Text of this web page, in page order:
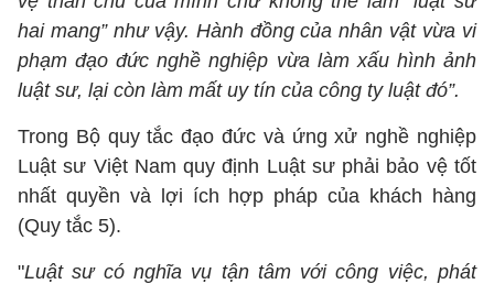
hai mang” như vậy. Hành đồng của nhân vật vừa vi
phạm đạo đức nghề nghiệp vừa làm xấu hình ảnh
luật sư, lại còn làm mất uy tín của công ty luật đó”.
Trong Bộ quy tắc đạo đức và ứng xử nghề nghiệp
Luật sư Việt Nam quy định Luật sư phải bảo vệ tốt
nhất quyền và lợi ích hợp pháp của khách hàng
(Quy tắc 5).
"Luật sư có nghĩa vụ tận tâm với công việc, phát